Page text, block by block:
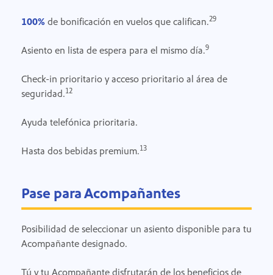
100% de bonificación en vuelos que califican.29
Asiento en lista de espera para el mismo día.9
Check-in prioritario y acceso prioritario al área de
seguridad.12
Ayuda telefónica prioritaria.
Hasta dos bebidas premium.13
Pase para Acompañantes
Posibilidad de seleccionar un asiento disponible para tu
Acompañante designado.
Tú y tu Acompañante disfrutarán de los beneficios de